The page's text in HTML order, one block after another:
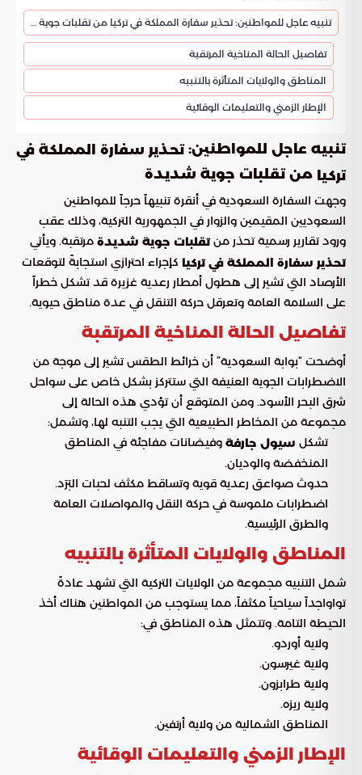
تنبيه عاجل للمواطنين: تحذير سفارة المملكة في تركيا من تقلبات جوية شديدة
تفاصيل الحالة المناخية المرتقبة
المناطق والولايات المتأثرة بالتنبيه
الإطار الزمني والتعليمات الوقائية
تنبيه عاجل للمواطنين:تحذير سفارة المملكة في
تركيا من تقلبات جوية شديدة
وجهت السفارة السعودية في أنقرة تنبيهاً حرجاً للمواطنين
السعوديين المقيمين والزوار في الجمهورية التركية، وذلك عقب
ورود تقارير رسمية تحذر منتقلبات جوية شديدة مرتقبة. ويأتي
تحذير سفارة المملكة في تركيا كإجراء احترازي استجابةً لتوقعات
الأرصاد التي تشير إلى هطول أمطار رعدية غزيرة قد تشكل خطراً
على السلامة العامة وتعرقل حركة التنقل في عدة مناطق حيوية.
تفاصيل الحالة المناخية المرتقبة
أوضحت “بوابة السعودية” أن خرائط الطقس تشير إلى موجة من
الاضطرابات الجوية العنيفة التي ستتركز بشكل خاص على سواحل
شرق البحر الأسود. ومن المتوقع أن تؤدي هذه الحالة إلى
مجموعة من المخاطر الطبيعية التي يجب التنبه لها، وتشمل:
تشكل سيول جارفة وفيضانات مفاجئة في المناطق
المنخفضة والوديان.
حدوث صواعق رعدية قوية وتساقط مكثف لحبات البَرَد.
اضطرابات ملموسة في حركة النقل والمواصلات العامة
والطرق الرئيسية.
المناطق والولايات المتأثرة بالتنبيه
شمل التنبيه مجموعة من الولايات التركية التي تشهد عادةً
تواواجداً سياحياً مكثفاً، مما يستوجب من المواطنين هناك أخذ
الحيطة التامة. وتتمثل هذه المناطق في:
ولاية أوردو.
ولاية غيرسون.
ولاية طرابزون.
ولاية ريزه.
المناطق الشمالية من ولاية أرتفين.
الإطار الزمني والتعليمات الوقائية